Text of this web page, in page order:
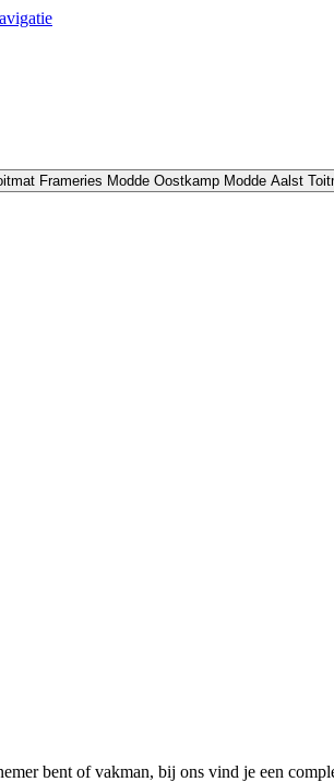
Frameries Modde Oostkamp Modde Aalst
bent of vakman, bij ons vind je een